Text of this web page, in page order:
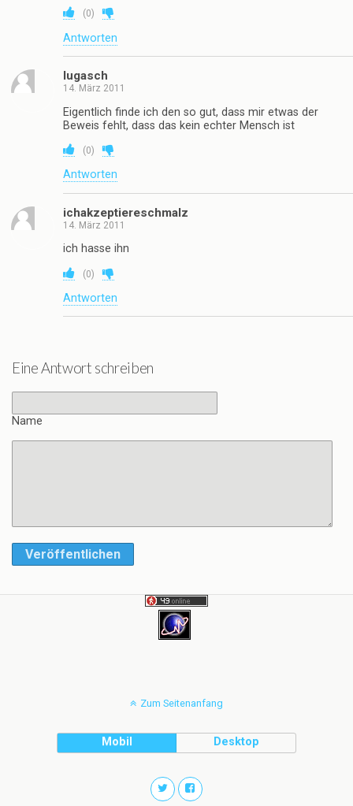
(0)
Antworten
lugasch
14. März 2011
Eigentlich finde ich den so gut, dass mir etwas der
Beweis fehlt, dass das kein echter Mensch ist
(0)
Antworten
ichakzeptiereschmalz
14. März 2011
ich hasse ihn
(0)
Antworten
Eine Antwort schreiben
Name
Veröffentlichen
Zum Seitenanfang
Mobil Desktop